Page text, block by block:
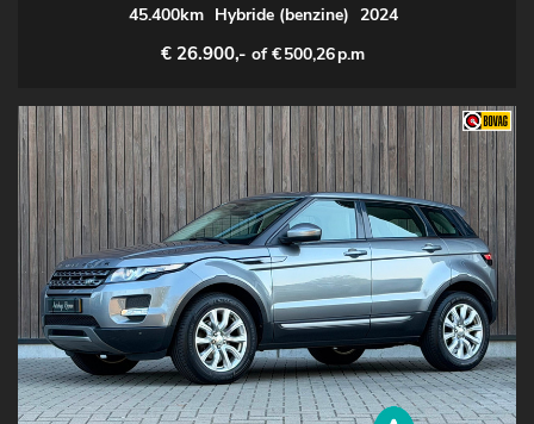
45.400km Hybride (benzine) 2024
€ 26.900,- of €500,26p.m